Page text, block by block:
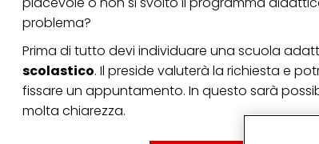
problema?
Prima di tutto devi individuare una scuola
scolastico. Il preside valuterà la richiesta e
fissare un appuntamento. In questo sarà
molta chiarezza.